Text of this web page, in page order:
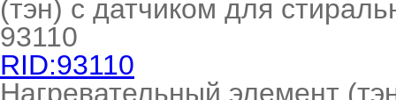
RID:93110
Нагревательный элемент